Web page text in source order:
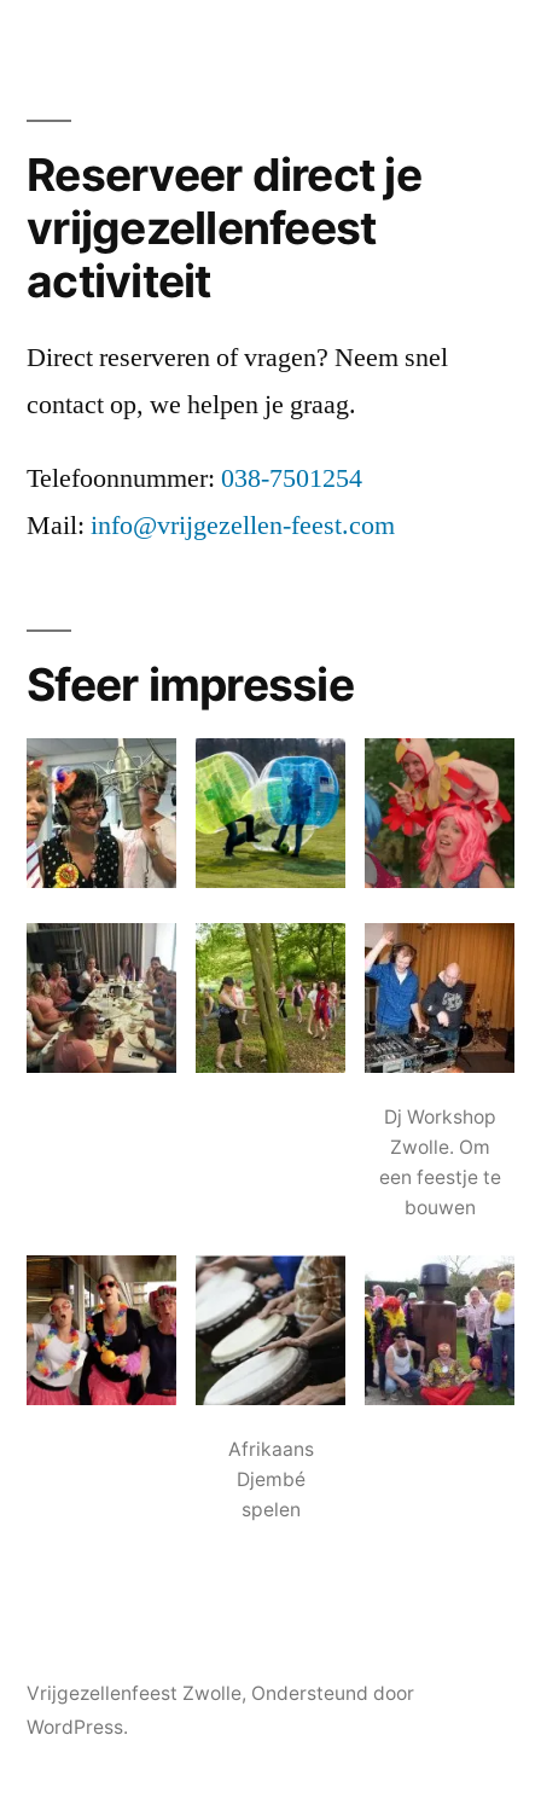
Reserveer direct je
vrijgezellenfeest
activiteit
Direct reserveren of vragen? Neem snel
contact op, we helpen je graag.
Telefoonnummer: 038-7501254
Mail: info@vrijgezellen-feest.com
Sfeer impressie
Dj Workshop
Zwolle. Om
een feestje te
bouwen
Afrikaans
Djembé
spelen
Vrijgezellenfeest Zwolle, Ondersteund door
WordPress.